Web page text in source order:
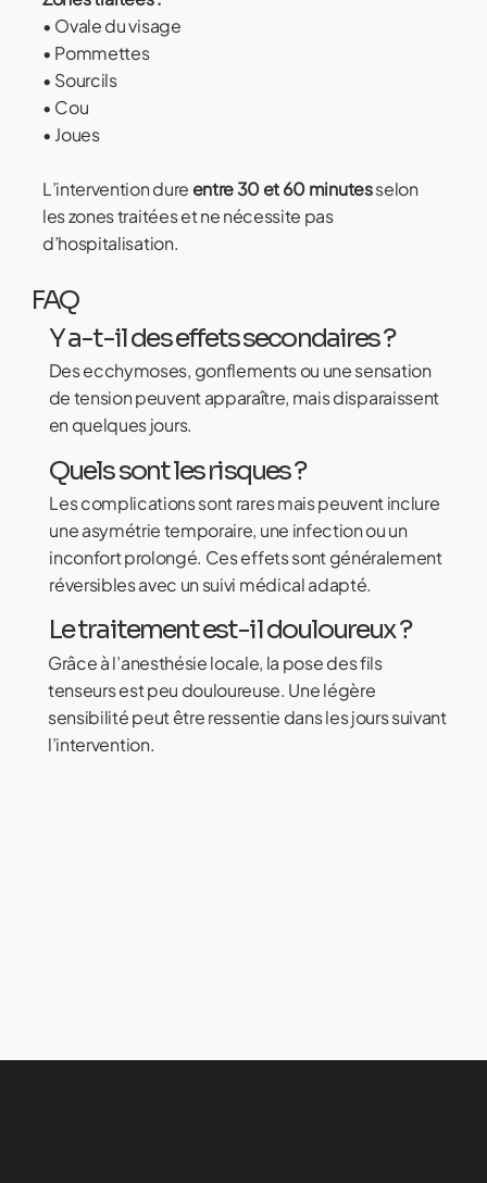
FAQ
Y a-t-il des effets secondaires ?
Des ecchymoses, gonflements ou une sensation
de tension peuvent apparaître, mais disparaissent
en quelques jours.
Quels sont les risques ?
Les complications sont rares mais peuvent inclure
une asymétrie temporaire, une infection ou un
inconfort prolongé. Ces effets sont généralement
réversibles avec un suivi médical adapté.
Le traitement est-il douloureux ?
Grâce à l’anesthésie locale, la pose des fils
tenseurs est peu douloureuse. Une légère
sensibilité peut être ressentie dans les jours suivant
l’intervention.
• Ovale du visage
• Pommettes
• Sourcils
• Cou
• Joues
L’intervention dure entre 30 et 60 minutesselon
les zones traitées et ne nécessite pas
d’hospitalisation.